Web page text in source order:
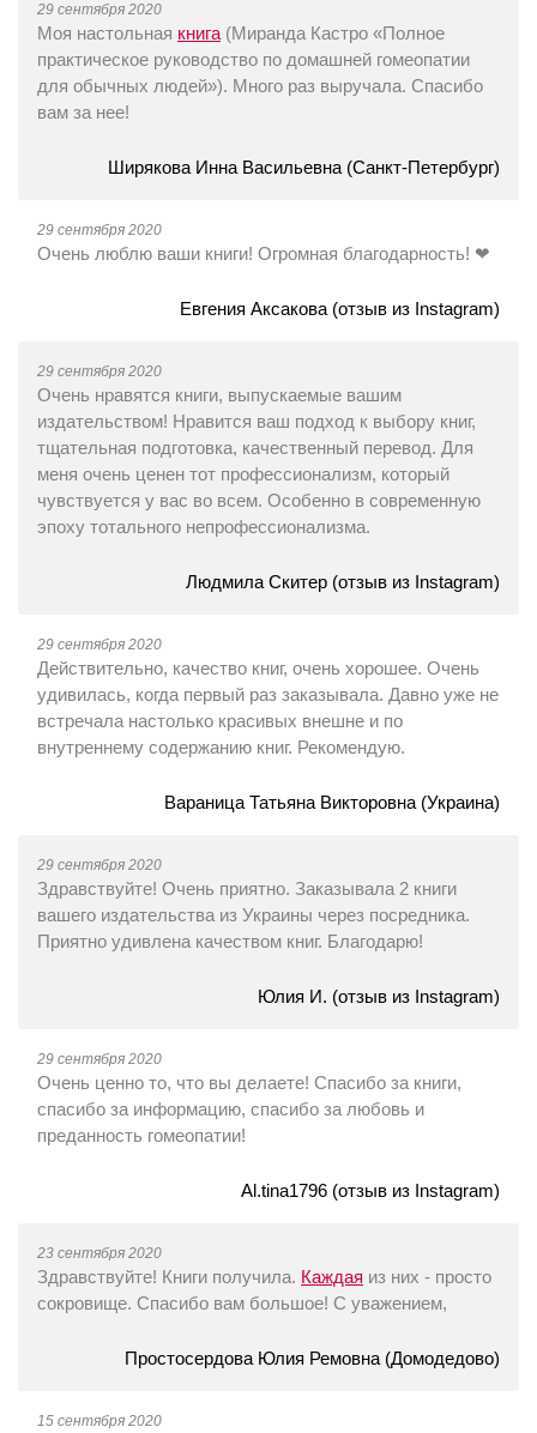
29 сентября 2020
Моя настольная книга (Миранда Кастро «Полное
практическое руководство по домашней гомеопатии
для обычных людей»). Много раз выручала. Спасибо
вам за нее!
Ширякова Инна Васильевна (Санкт-Петербург)
29 сентября 2020
Очень люблю ваши книги! Огромная благодарность! ❤
Евгения Аксакова (отзыв из Instagram)
29 сентября 2020
Очень нравятся книги, выпускаемые вашим
издательством! Нравится ваш подход к выбору книг,
тщательная подготовка, качественный перевод. Для
меня очень ценен тот профессионализм, который
чувствуется у вас во всем. Особенно в современную
эпоху тотального непрофессионализма.
Людмила Скитер (отзыв из Instagram)
29 сентября 2020
Действительно, качество книг, очень хорошее. Очень
удивилась, когда первый раз заказывала. Давно уже не
встречала настолько красивых внешне и по
внутреннему содержанию книг. Рекомендую.
Вараница Татьяна Викторовна (Украина)
29 сентября 2020
Здравствуйте! Очень приятно. Заказывала 2 книги
вашего издательства из Украины через посредника.
Приятно удивлена качеством книг. Благодарю!
Юлия И. (отзыв из Instagram)
29 сентября 2020
Очень ценно то, что вы делаете! Спасибо за книги,
спасибо за информацию, спасибо за любовь и
преданность гомеопатии!
Al.tina1796 (отзыв из Instagram)
23 сентября 2020
Здравствуйте! Книги получила. Каждая из них - просто
сокровище. Спасибо вам большое! С уважением,
Простосердова Юлия Ремовна (Домодедово)
15 сентября 2020